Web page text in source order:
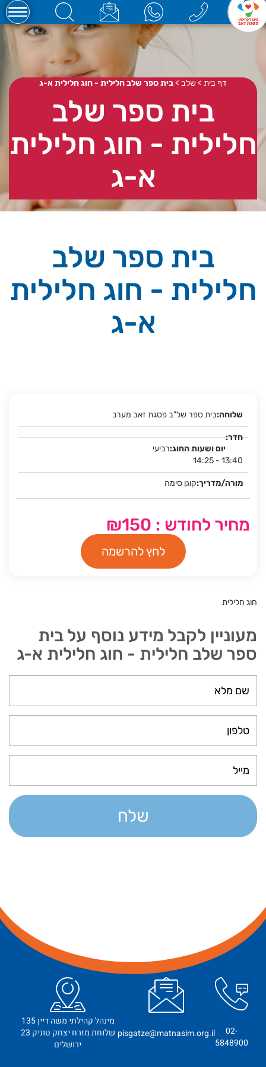
דף בית > שלב >בית ספר שלב חלילית - חוג חלילית א-ג
בית ספר שלב
חלילית - חוג חלילית
א-ג
בית ספר שלב
חלילית - חוג חלילית
א-ג
בית ספר של"ב פסגת זאב מערב
רביעי
14:25 - 13:40
קוגן סימה
מחיר לחודש : ₪150
לחץ להרשמה
חוג חלילית
מעוניין לקבל מידע נוסף על בית
ספר שלב חלילית - חוג חלילית א-ג
שלח
02-
5848900
pisgatze@matnasim.org.il
מינהל קהילתי משה דיין 135
שלוחת מזרח יצחק טוניק 23
ירושלים